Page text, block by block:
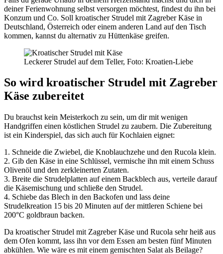
deiner Ferienwohnung selbst versorgen möchtest, findest du ihn bei
Konzum und Co. Soll kroatischer Strudel mit Zagreber Käse in
Deutschland, Österreich oder einem anderen Land auf den Tisch
kommen, kannst du alternativ zu Hüttenkäse greifen.
Leckerer Strudel auf dem Teller, Foto: Kroatien-Liebe
So wird kroatischer Strudel mit Zagreber
Käse zubereitet
Du brauchst kein Meisterkoch zu sein, um dir mit wenigen
Handgriffen einen köstlichen Strudel zu zaubern. Die Zubereitung
ist ein Kinderspiel, das sich auch für Kochlaien eignet:
1. Schneide die Zwiebel, die Knoblauchzehe und den Rucola klein.
2. Gib den Käse in eine Schlüssel, vermische ihn mit einem Schuss
Olivenöl und den zerkleinerten Zutaten.
3. Breite die Strudelplatten auf einem Backblech aus, verteile darauf
die Käsemischung und schließe den Strudel.
4. Schiebe das Blech in den Backofen und lass deine
Strudelkreation 15 bis 20 Minuten auf der mittleren Schiene bei
200°C goldbraun backen.
Da kroatischer Strudel mit Zagreber Käse und Rucola sehr heiß aus
dem Ofen kommt, lass ihn vor dem Essen am besten fünf Minuten
abkühlen. Wie wäre es mit einem gemischten Salat als Beilage?